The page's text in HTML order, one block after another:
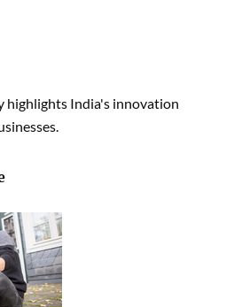
highlights India's innovation